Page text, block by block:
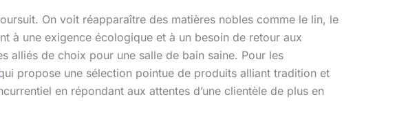
On voit réapparaître des matières nobles comme le lin, le
à une exigence écologique et à un besoin de retour aux
alliés de choix pour une salle de bain saine. Pour les
propose une sélection pointue de produits alliant tradition et
en répondant aux attentes d’une clientèle de plus en